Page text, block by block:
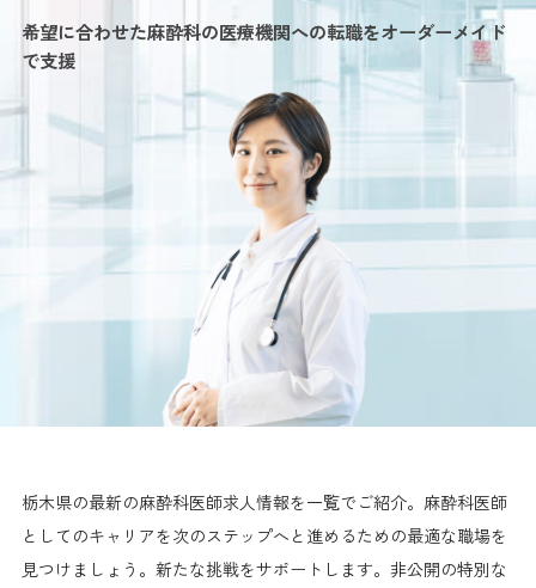
希望に合わせた麻酔科の医療機関への転職をオーダーメイド
で支援
栃木県の最新の麻酔科医師求人情報を一覧でご紹介。麻酔科医師
としてのキャリアを次のステップへと進めるための最適な職場を
見つけましょう。新たな挑戦をサポートします。非公開の特別な